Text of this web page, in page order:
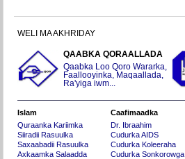
WELI MA AKHRIDAY
QAABKA QORAALLADA
Qaabka Loo Qoro Wararka,
Faallooyinka, Maqaallada,
Ra'yiga iwm...
Islam
Quraanka Kariimka
Siiradii Rasuulka
Saxaabadii Rasuulka
Axkaamka Salaadda
Caafimaadka
Dr. Ibraahim
Cudurka AIDS
Cudurka Koleeraha
Cudurka Sonkorowga